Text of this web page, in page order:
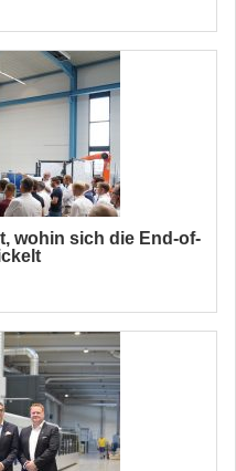
wohin sich die End-of-